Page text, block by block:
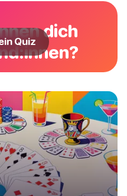
dich
Quiz